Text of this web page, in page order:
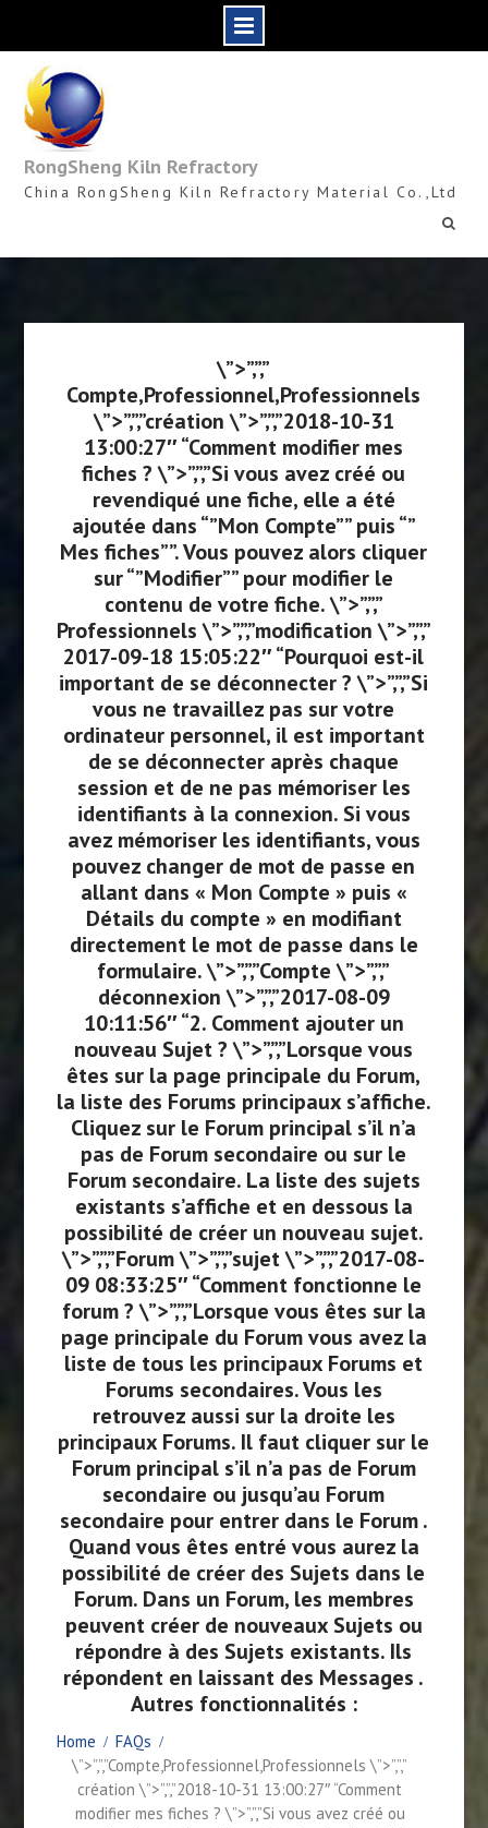
content
RongSheng Kiln Refractory
China RongSheng Kiln Refractory Material Co.,Ltd
\”>”,”,”
Compte,Professionnel,Professionnels
\”>”,”,”création \”>”,”,”2018-10-31
13:00:27″ “Comment modifier mes
fiches ? \”>”,”,”Si vous avez créé ou
revendiqué une fiche, elle a été
ajoutée dans “”Mon Compte”” puis “”
Mes fiches””. Vous pouvez alors cliquer
sur “”Modifier”” pour modifier le
contenu de votre fiche. \”>”,”,”
Professionnels \”>”,”,”modification \”>”,”,”
2017-09-18 15:05:22″ “Pourquoi est-il
important de se déconnecter ? \”>”,”,”Si
vous ne travaillez pas sur votre
ordinateur personnel, il est important
de se déconnecter après chaque
session et de ne pas mémoriser les
identifiants à la connexion. Si vous
avez mémoriser les identifiants, vous
pouvez changer de mot de passe en
allant dans « Mon Compte » puis «
Détails du compte » en modifiant
directement le mot de passe dans le
formulaire. \”>”,”,”Compte \”>”,”,”
déconnexion \”>”,”,”2017-08-09
10:11:56″ “2. Comment ajouter un
nouveau Sujet ? \”>”,”,”Lorsque vous
êtes sur la page principale du Forum,
la liste des Forums principaux s’affiche.
Cliquez sur le Forum principal s’il n’a
pas de Forum secondaire ou sur le
Forum secondaire. La liste des sujets
existants s’affiche et en dessous la
possibilité de créer un nouveau sujet.
\”>”,”,”Forum \”>”,”,”sujet \”>”,”,”2017-08-
09 08:33:25″ “Comment fonctionne le
forum ? \”>”,”,”Lorsque vous êtes sur la
page principale du Forum vous avez la
liste de tous les principaux Forums et
Forums secondaires. Vous les
retrouvez aussi sur la droite les
principaux Forums. Il faut cliquer sur le
Forum principal s’il n’a pas de Forum
secondaire ou jusqu’au Forum
secondaire pour entrer dans le Forum .
Quand vous êtes entré vous aurez la
possibilité de créer des Sujets dans le
Forum. Dans un Forum, les membres
peuvent créer de nouveaux Sujets ou
répondre à des Sujets existants. Ils
répondent en laissant des Messages .
Autres fonctionnalités :
Home
FAQs
\”>”,”,”Compte,Professionnel,Professionnels \”>”,”,”
création \”>”,”,”2018-10-31 13:00:27″ “Comment
modifier mes fiches ? \”>”,”,”Si vous avez créé ou